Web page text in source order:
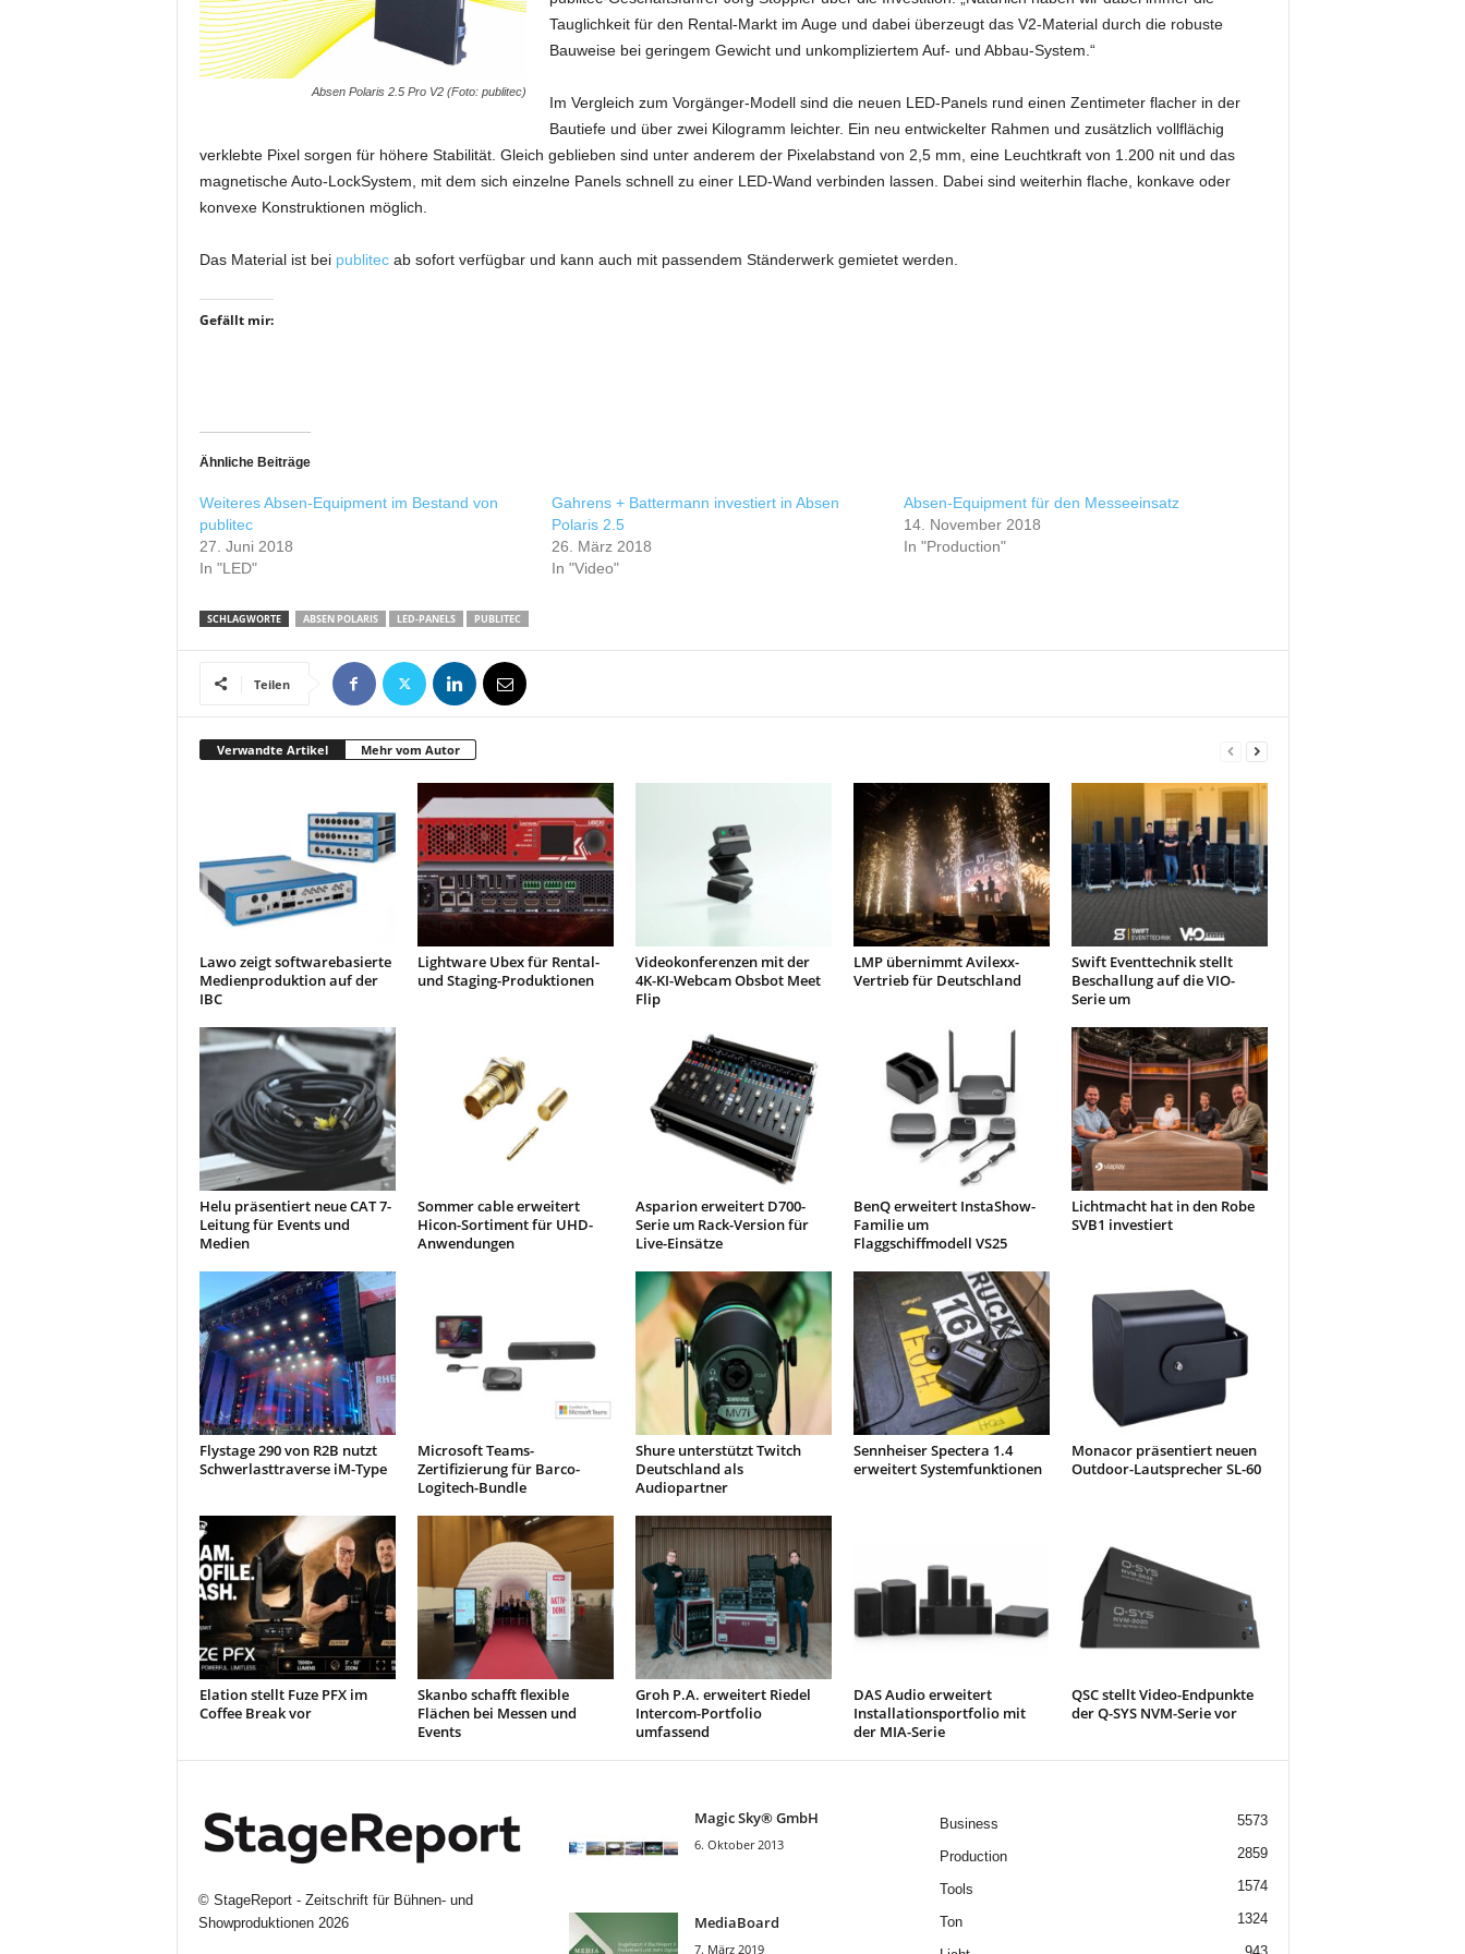
Absen Polaris 2.5 Pro V2 (Foto: publitec)
Tauglichkeit für den Rental-Markt im Auge und dabei überzeugt das V2-Material durch die robuste
Bauweise bei geringem Gewicht und unkompliziertem Auf- und Abbau-System.“
Im Vergleich zum Vorgänger-Modell sind die neuen LED-Panels rund einen Zentimeter flacher in der
Bautiefe und über zwei Kilogramm leichter. Ein neu entwickelter Rahmen und zusätzlich vollflächig
verklebte Pixel sorgen für höhere Stabilität. Gleich geblieben sind unter anderem der Pixelabstand von 2,5 mm, eine Leuchtkraft von 1.200 nit und das
magnetische Auto-LockSystem, mit dem sich einzelne Panels schnell zu einer LED-Wand verbinden lassen. Dabei sind weiterhin flache, konkave oder
konvexe Konstruktionen möglich.
Das Material ist bei publitecab sofort verfügbar und kann auch mit passendem Ständerwerk gemietet werden.
Gefällt mir:
Ähnliche Beiträge
Weiteres Absen-Equipment im Bestand von
publitec
27. Juni 2018
In "LED"
Gahrens + Battermann investiert in Absen
Polaris 2.5
26. März 2018
In "Video"
Absen-Equipment für den Messeeinsatz
14. November 2018
In "Production"
SCHLAGWORTE ABSEN POLARIS LED-PANELS PUBLITEC
Teilen
Verwandte Artikel Mehr vom Autor
Lawo zeigt softwarebasierte
Medienproduktion auf der
IBC
Lightware Ubex für Rental-
und Staging-Produktionen
Videokonferenzen mit der
4K-KI-Webcam Obsbot Meet
Flip
LMP übernimmt Avilexx-
Vertrieb für Deutschland
Swift Eventtechnik stellt
Beschallung auf die VIO-
Serie um
Helu präsentiert neue CAT 7-
Leitung für Events und
Medien
Sommer cable erweitert
Hicon-Sortiment für UHD-
Anwendungen
Asparion erweitert D700-
Serie um Rack-Version für
Live-Einsätze
BenQ erweitert InstaShow-
Familie um
Flaggschiffmodell VS25
Lichtmacht hat in den Robe
SVB1 investiert
Flystage 290 von R2B nutzt
Schwerlasttraverse iM-Type
Microsoft Teams-
Zertifizierung für Barco-
Logitech-Bundle
Shure unterstützt Twitch
Deutschland als
Audiopartner
Sennheiser Spectera 1.4
erweitert Systemfunktionen
Monacor präsentiert neuen
Outdoor-Lautsprecher SL-60
Elation stellt Fuze PFX im
Coffee Break vor
Skanbo schafft flexible
Flächen bei Messen und
Events
Groh P.A. erweitert Riedel
Intercom-Portfolio
umfassend
DAS Audio erweitert
Installationsportfolio mit
der MIA-Serie
QSC stellt Video-Endpunkte
der Q-SYS NVM-Serie vor
© StageReport - Zeitschrift für Bühnen- und
Showproduktionen2026
Magic Sky® GmbH
6. Oktober 2013
MediaBoard
7. März 2019
Business 5573
Production 2859
Tools 1574
Ton 1324